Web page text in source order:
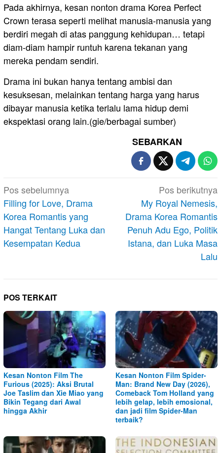
Pada akhirnya, kesan nonton drama Korea Perfect
Crown terasa seperti melihat manusia-manusia yang
berdiri megah di atas panggung kehidupan… tetapi
diam-diam hampir runtuh karena tekanan yang
mereka pendam sendiri.
Drama ini bukan hanya tentang ambisi dan
kesuksesan, melainkan tentang harga yang harus
dibayar manusia ketika terlalu lama hidup demi
ekspektasi orang lain.(gie/berbagai sumber)
SEBARKAN
Navigasi
pos
Pos sebelumnya
Filling for Love, Drama
Korea Romantis yang
Hangat Tentang Luka dan
Kesempatan Kedua
Pos berikutnya
My Royal Nemesis,
Drama Korea Romantis
Penuh Adu Ego, Politik
Istana, dan Luka Masa
Lalu
POS TERKAIT
Kesan Nonton Film The
Furious (2025): Aksi Brutal
Joe Taslim dan Xie Miao yang
Bikin Tegang dari Awal
hingga Akhir
Kesan Nonton Film Spider-
Man: Brand New Day (2026),
Comeback Tom Holland yang
lebih gelap, lebih emosional,
dan jadi film Spider-Man
terbaik?